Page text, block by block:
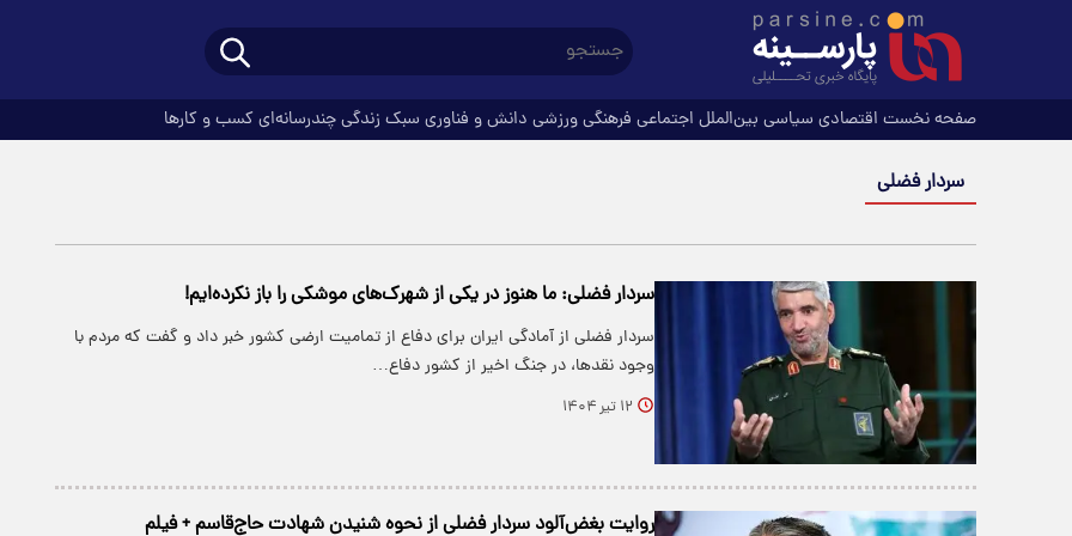
صفحه نخست اقتصادی سیاسی بین‌الملل اجتماعی فرهنگیورزشی دانش و فناوری سبک زندگیچندرسانه‌ای کسب و کارها
سردار فضلی
سردار فضلی: ما هنوز در یکی از شهرک‌های موشکی را باز نکرده‌ایم!
سردار فضلی از آمادگی ایران برای دفاع از تمامیت ارضی کشور خبر داد و گفت که مردم با
وجود نقدها، در جنگ اخیر از کشور دفاع…
۱۲ تیر ۱۴۰۴
روایت بغض‌آلود سردار فضلی از نحوه شنیدن شهادت حاج‌قاسم + فیلم